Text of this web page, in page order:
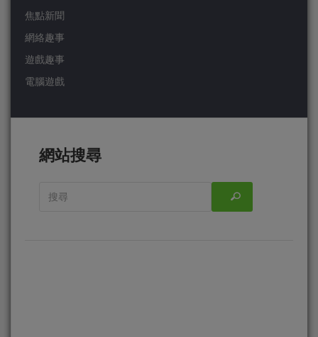
焦點新聞
網絡趣事
遊戲趣事
電腦遊戲
網站搜尋